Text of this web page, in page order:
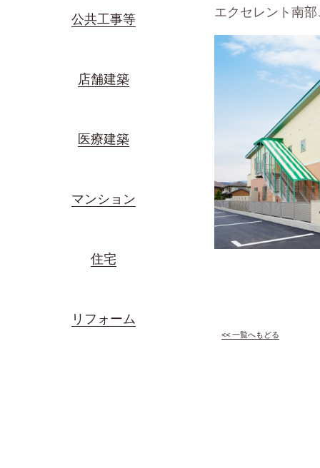
エクセレント南
<< 一覧へもどる
公共工事等
店舗建築
医療建築
マンション
住宅
リフォーム